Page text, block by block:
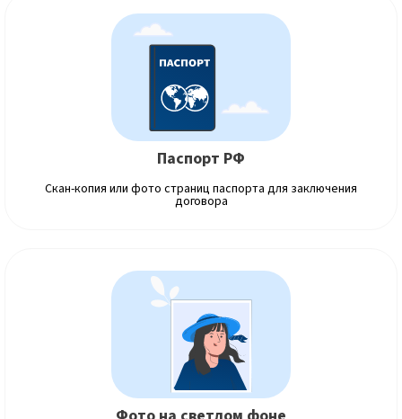
Паспорт РФ
Скан-копия или фото страниц паспорта для заключения
договора